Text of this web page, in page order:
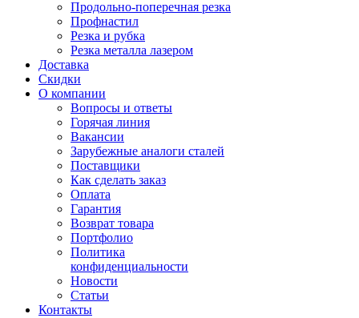
Продольно-поперечная резка
Профнастил
Резка и рубка
Резка металла лазером
Доставка
Скидки
О компании
Вопросы и ответы
Горячая линия
Вакансии
Зарубежные аналоги сталей
Поставщики
Как сделать заказ
Оплата
Гарантия
Возврат товара
Портфолио
Политика
конфиденциальности
Новости
Статьи
Контакты